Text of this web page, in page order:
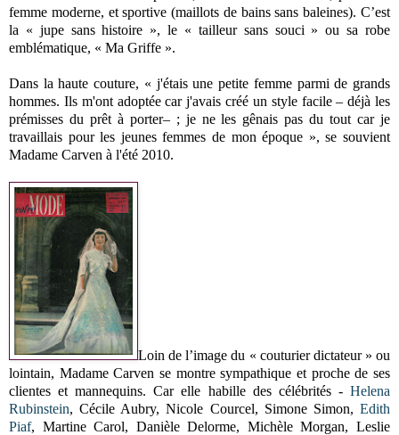
femme moderne, et sportive (maillots de bains sans baleines). C’est
la « jupe sans histoire », le « tailleur sans souci » ou sa robe
emblématique, « Ma Griffe ».
Dans la haute couture, « j'étais une petite femme parmi de grands
hommes. Ils m'ont adoptée car j'avais créé un style facile – déjà les
prémisses du prêt à porter– ; je ne les gênais pas du tout car je
travaillais pour les jeunes femmes de mon époque », se souvient
Madame Carven à l'été 2010.
Loin de l’image du « couturier dictateur » ou
lointain, Madame Carven se montre sympathique et proche de ses
clientes et mannequins. Car elle habille des célébrités - Helena
Rubinstein, Cécile Aubry, Nicole Courcel, Simone Simon, Edith
Piaf, Martine Carol, Danièle Delorme, Michèle Morgan, Leslie